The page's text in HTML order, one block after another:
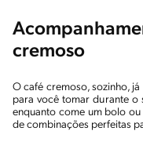
cremoso
O café cremoso, sozinho,
para você tomar durante o
enquanto come um bolo
de combinações perfeitas